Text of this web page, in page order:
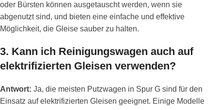
oder Bürsten können ausgetauscht werden, wenn sie
abgenutzt sind, und bieten eine einfache und effektive
Möglichkeit, die Gleise sauber zu halten.
3. Kann ich Reinigungswagen auch auf
elektrifizierten Gleisen verwenden?
Antwort: Ja, die meisten Putzwagen in Spur G sind für den
Einsatz auf elektrifizierten Gleisen geeignet. Einige Modelle